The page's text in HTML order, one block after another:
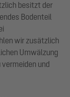
besitzt der
Bodenteil
wir zusätzlich
Umwälzung
und